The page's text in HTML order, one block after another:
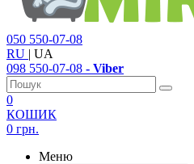
050 550-07-08
RU | UA
098 550-07-08 - Viber
0
КОШИК
0 грн.
Меню